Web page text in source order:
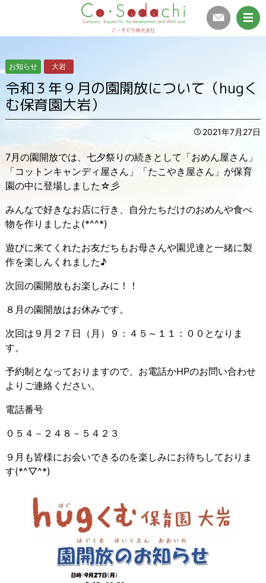
お知らせ 大岩
令和３年９月の園開放について（hugく
む保育園大岩）
2021年7月27日
7月の園開放では、七夕祭りの続きとして「おめん屋さん」
「コットンキャンディ屋さん」「たこやき屋さん」が保育
園の中に登場しました☆彡
みんなで好きなお店に行き、自分たちだけのおめんや食べ
物を作りましたよ(*^^*)
遊びに来てくれたお友だちもお母さんや園児達と一緒に製
作を楽しんくれました♪
次回の園開放もお楽しみに！！
８月の園開放はお休みです。
次回は９月２７日（月）９：４５～１１：００となりま
す。
予約制となっておりますので、お電話かHPのお問い合わせ
よりご連絡ください。
電話番号
０５４－２４８－５４２３
９月も皆様にお会いできるのを楽しみにお待ちしておりま
す(*^▽^*)